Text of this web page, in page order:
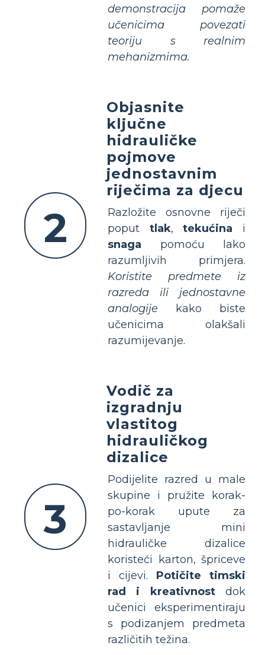
demonstracija pomaže
učenicima povezati
teoriju s realnim
mehanizmima.
2
Objasnite
ključne
hidrauličke
pojmove
jednostavnim
riječima za djecu
Razložite osnovne riječi
poput tlak,tekućina i
snaga pomoću lako
razumljivih primjera.
Koristite predmete iz
razreda ili jednostavne
analogije kako biste
učenicima olakšali
razumijevanje.
3
Vodič za
izgradnju
vlastitog
hidrauličkog
dizalice
Podijelite razred u male
skupine i pružite korak-
po-korak upute za
sastavljanje mini
hidrauličke dizalice
koristeći karton, špriceve
i cijevi. Potičite timski
rad i kreativnostdok
učenici eksperimentiraju
s podizanjem predmeta
različitih težina.